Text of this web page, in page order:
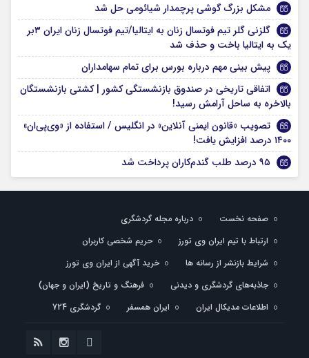
مشکل بزرگ گوشی پرچمدار شیائومی حل شد
گلزنی گلر تیم فوتسال زنان به ایتالیا/تیم فوتسال زنان ایران ۳بر
یک به ایتالیا باخت و حذف شد
پیش بینی مهم درباره بورس برای تمام سهامداران
اتفاقی تاریخی در صندوق بازنشستگی کشور | کشتی بازنشستگان
بالاخره به ساحل آرامش رسید!
تصویب «قانون ایمنی آنلاین» در انگلیس / استفاده از «وی‌پی‌ان»
۱۴۰۰ درصد افزایش یافت!
۹۵ درصد طلب گندم‌کاران پرداخت شد
صفحه نخست
درباره مجله گردشگری
ارتباط با تیم ایران وی تورز
حریم شخصی کاربران
شرایط بازنشر از رسانه ها
خرید آگهی از ایران وی تورز
جاذبه‌های گردشگری و دیدنی
فرهنگ و تاریخ (ایران و جهان)
اطلاعات مدیکال ایران
ایران همسفر گردشگری 724